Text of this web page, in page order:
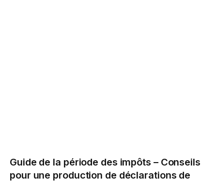
Guide de la période des impôts – Conseils
pour une production de déclarations de